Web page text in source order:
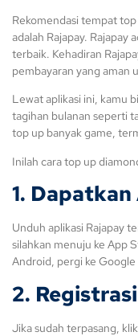
Rekomendasi tempat
adalah Rajapay. Rajapay
terbaik. Kehadiran
pembayaran yang aman
Lewat aplikasi ini, kamu
tagihan bulanan seperti
top up banyak game,
Inilah cara top up
1.
Unduh aplikasi Rajapay
silahkan menuju ke App
Android, pergi ke
2.
Jika sudah terpasang,